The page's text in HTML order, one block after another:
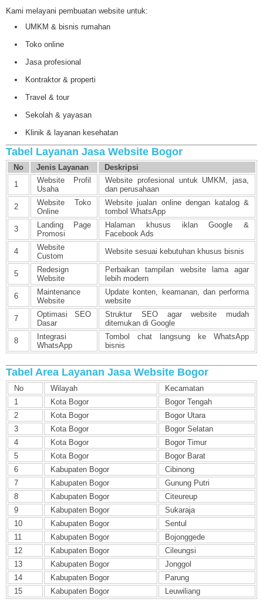
Kami melayani pembuatan website untuk:
UMKM & bisnis rumahan
Toko online
Jasa profesional
Kontraktor & properti
Travel & tour
Sekolah & yayasan
Klinik & layanan kesehatan
Tabel Layanan Jasa Website Bogor
No Jenis Layanan
Deskripsi
1
Website Profil
Usaha
Website profesional untuk UMKM, jasa,
dan perusahaan
2
Website Toko
Online
Website jualan online dengan katalog &
tombol WhatsApp
3
Landing Page
Promosi
Halaman khusus iklan Google &
Facebook Ads
4
Website
Custom
Website sesuai kebutuhan khusus bisnis
5
Redesign
Website
Perbaikan tampilan website lama agar
lebih modern
6
Maintenance
Website
Update konten, keamanan, dan performa
website
7
Optimasi SEO
Dasar
Struktur SEO agar website mudah
ditemukan di Google
8
Integrasi
WhatsApp
Tombol chat langsung ke WhatsApp
bisnis
Tabel Area Layanan Jasa Website Bogor
No Wilayah
Kecamatan
1
Kota Bogor
Bogor Tengah
2
Kota Bogor
Bogor Utara
3
Kota Bogor
Bogor Selatan
4
Kota Bogor
Bogor Timur
5
Kota Bogor
Bogor Barat
6
Kabupaten Bogor
Cibinong
7
Kabupaten Bogor
Gunung Putri
8
Kabupaten Bogor
Citeureup
9
Kabupaten Bogor
Sukaraja
10
Kabupaten Bogor
Sentul
11
Kabupaten Bogor
Bojonggede
12
Kabupaten Bogor
Cileungsi
13
Kabupaten Bogor
Jonggol
14
Kabupaten Bogor
Parung
15
Kabupaten Bogor Leuwiliang